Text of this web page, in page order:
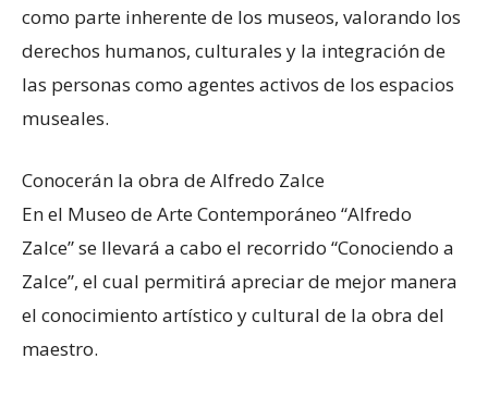
como parte inherente de los museos, valorando los
derechos humanos, culturales y la integración de
las personas como agentes activos de los espacios
museales.
Conocerán la obra de Alfredo Zalce
En el Museo de Arte Contemporáneo “Alfredo
Zalce” se llevará a cabo el recorrido “Conociendo a
Zalce”, el cual permitirá apreciar de mejor manera
el conocimiento artístico y cultural de la obra del
maestro.